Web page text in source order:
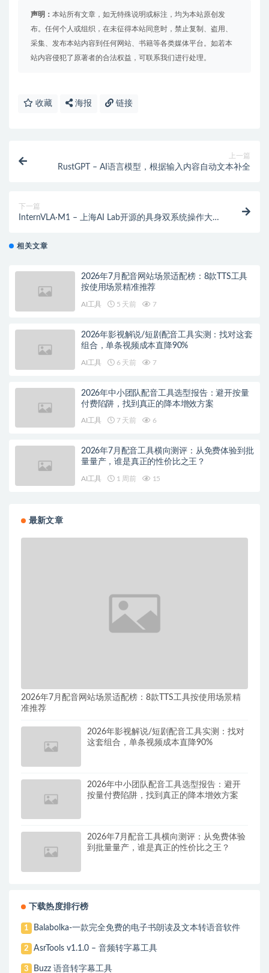
声明： 本站所有文章，如无特殊说明或标注，均为本站原创发
布。任何个人或组织，在未征得本站同意时，禁止复制、盗用、
采集、发布本站内容到任何网站、书籍等各类媒体平台。如若本
站内容侵犯了原著者的合法权益，可联系我们进行处理。
收藏 海报 链接
上一篇
RustGPT – AI语言模型，根据输入内容自动文本补全
下一篇
InternVLA·M1 – 上海AI Lab开源的具身双系统操作大模
相关文章
2026年7月配音网站场景适配榜：8款TTS工具
按使用场景精准推荐
AI工具 5 天前 7
2026年影视解说/短剧配音工具实测：找对这套
组合，单条视频成本直降90%
AI工具 6 天前 7
2026年中小团队配音工具选型报告：避开按量
付费陷阱，找到真正的降本增效方案
AI工具 7 天前 6
2026年7月配音工具横向测评：从免费体验到批
量量产，谁是真正的性价比之王？
AI工具 1 周前 15
最新文章
2026年7月配音网站场景适配榜：8款TTS工具按使用场景精
准推荐
2026年影视解说/短剧配音工具实测：找对
这套组合，单条视频成本直降90%
2026年中小团队配音工具选型报告：避开
按量付费陷阱，找到真正的降本增效方案
2026年7月配音工具横向测评：从免费体验
到批量量产，谁是真正的性价比之王？
下载热度排行榜
1 Balabolka-一款完全免费的电子书朗读及文本转语音软件
2 AsrTools v1.1.0 – 音频转字幕工具
3 Buzz 语音转字幕工具